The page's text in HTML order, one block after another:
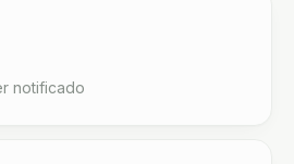
notificado